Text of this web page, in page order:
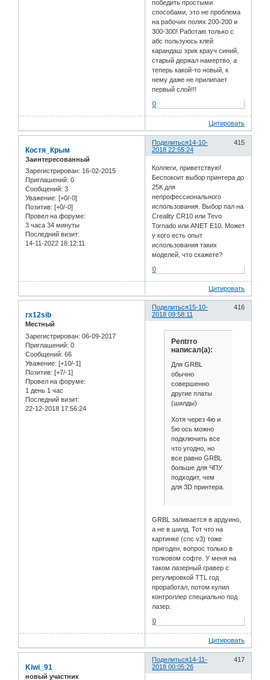
победить простыми
способами, это не проблема
на рабочих полях 200-200 и
300-300! Работаю только с
абс пользуюсь клей
карандаш эрик крауч синий,
старый держал намертво, а
теперь какой-то новый, к
нему даже не прилипает
первый слой!!!
0
Цитировать
Поделиться 415
14-10-
2018 22:55:24
Костя_Крым
Заинтересованный
Зарегистрирован: 16-02-2015
Приглашений: 0
Сообщений: 3
Уважение: [+0/-0]
Позитив: [+0/-0]
Провел на форуме:
3 часа 34 минуты
Последний визит:
14-11-2022 18:12:11
Коллеги, приветствую!
Беспокоит выбор принтера до
25К для
непрофессионального
использования. Выбор пал на
Creality CR10 или Tevo
Tornado или ANET E10. Может
у кого есть опыт
использования таких
моделей, что скажете?
0
Цитировать
Поделиться 416
15-10-
2018 09:58:11
rx12sib
Местный
Зарегистрирован: 06-09-2017
Приглашений: 0
Сообщений: 66
Уважение: [+10/-1]
Позитив: [+7/-1]
Провел на форуме:
1 день 1 час
Последний визит:
22-12-2018 17:56:24
Pentrro
написал(а):
Для GRBL
обычно
совершенно
другие платы
(шилды)
Хотя через 4ю и
5ю ось можно
подключить все
что угодно, но
все равно GRBL
больше для ЧПУ
подходит, чем
для 3D принтера.
GRBL заливается в ардуино,
а не в шилд. Тот что на
картинке (cnc v3) тоже
пригоден, вопрос только в
толковом софте. У меня на
таком лазерный гравер с
регулировкой TTL год
проработал, потом купил
контроллер специально под
лазер.
0
Цитировать
Поделиться 417
14-11-
2018 00:05:26
Kiwi_91
новый участник